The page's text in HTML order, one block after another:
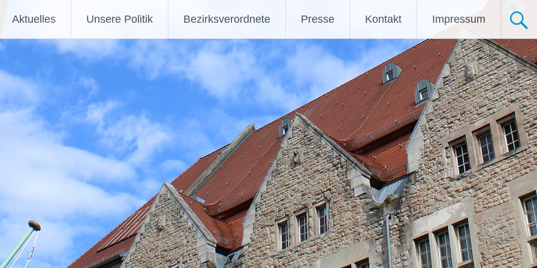
Aktuelles Unsere Politik Bezirksverordnete Presse Kontakt Impressum